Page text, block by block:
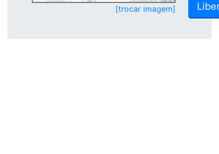
[trocar imagem]